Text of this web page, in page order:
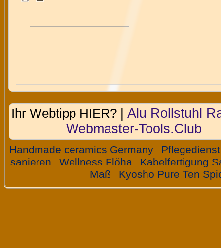
Ihr Webtipp HIER? |Alu Rollstuhl
Webmaster-Tools.Club
Handmade ceramics Germany
sanieren
Wellness Flöha
Kabelfertigung
Maß
Kyosho Pure Ten